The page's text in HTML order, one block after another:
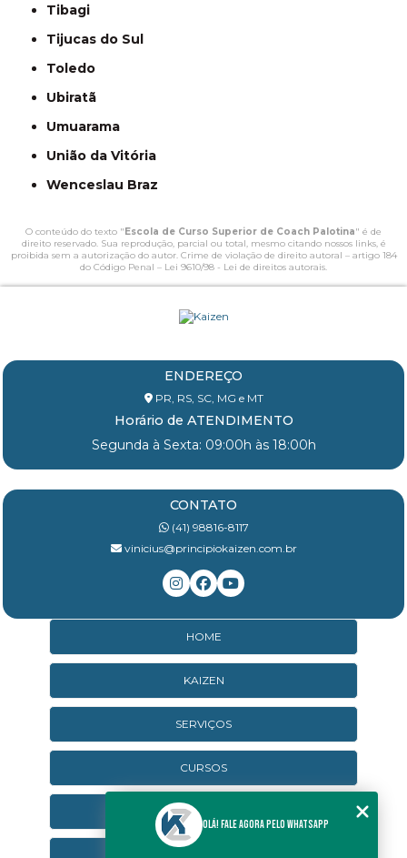
Tibagi
Tijucas do Sul
Toledo
Ubiratã
Umuarama
União da Vitória
Wenceslau Braz
O conteúdo do texto "Escola de Curso Superior de Coach Palotina" é de
direito reservado. Sua reprodução, parcial ou total, mesmo citando nossos links, é
proibida sem a autorização do autor. Crime de violação de direito autoral – artigo 184
do Código Penal – Lei 9610/98 - Lei de direitos autorais.
ENDEREÇO
PR, RS, SC, MG e MT
Horário de ATENDIMENTO
Segunda à Sexta: 09:00h às 18:00h
CONTATO
(41) 98816-8117
vinicius@principiokaizen.com.br
HOME
KAIZEN
SERVIÇOS
CURSOS
CURSOS ONLINE
Olá! Fale agora pelo WhatsApp